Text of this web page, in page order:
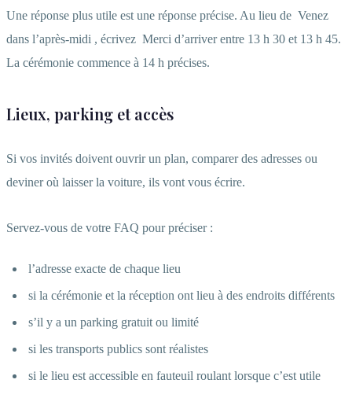
Une réponse plus utile est une réponse précise. Au lieu de Venez
dans l’après-midi , écrivez Merci d’arriver entre 13 h 30 et 13 h 45.
La cérémonie commence à 14 h précises.
Lieux, parking et accès
Si vos invités doivent ouvrir un plan, comparer des adresses ou
deviner où laisser la voiture, ils vont vous écrire.
Servez-vous de votre FAQ pour préciser :
l’adresse exacte de chaque lieu
si la cérémonie et la réception ont lieu à des endroits différents
s’il y a un parking gratuit ou limité
si les transports publics sont réalistes
si le lieu est accessible en fauteuil roulant lorsque c’est utile